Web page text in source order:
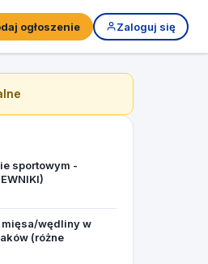
ogłoszenie Zaloguj się
sportowym -
mięsa/wędliny w
(różne